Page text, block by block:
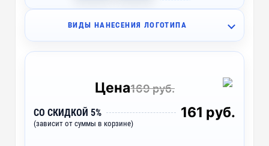
ВИДЫ НАНЕСЕНИЯ ЛОГОТИПА
DTF1 - Печать DTF ~ 4 дня
Цена169 руб.
СО СКИДКОЙ 5%
(зависит от суммы в корзине)
161 руб.